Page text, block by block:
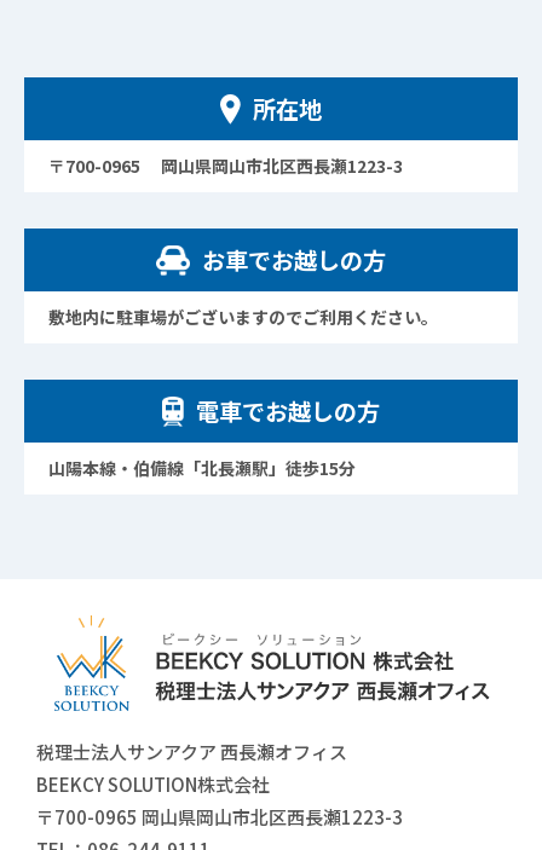
所在地
〒700-0965 岡山県岡山市北区西長瀬1223-3
お車でお越しの方
敷地内に駐車場がございますのでご利用ください。
電車でお越しの方
山陽本線・伯備線「北長瀬駅」徒歩15分
税理士法人サンアクア 西長瀬オフィス
BEEKCY SOLUTION株式会社
〒700-0965 岡山県岡山市北区西長瀬1223-3